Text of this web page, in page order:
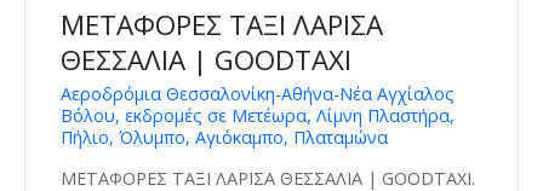
ΜΕΤΑΦΟΡΕΣ ΤΑΞΙ ΛΑΡΙΣΑ
ΘΕΣΣΑΛΙΑ | GOODTAXI
Aεροδρόμια Θεσσαλονίκη-Αθήνα-Νέα Αγχίαλος
Βόλου, εκδρομές σε Μετέωρα, Λίμνη Πλαστήρα,
Πήλιο, Όλυμπο, Αγιόκαμπο, Πλαταμώνα
ΜΕΤΑΦΟΡΕΣ ΤΑΞΙ ΛΑΡΙΣΑ ΘΕΣΣΑΛΙΑ | GOODTAXI.